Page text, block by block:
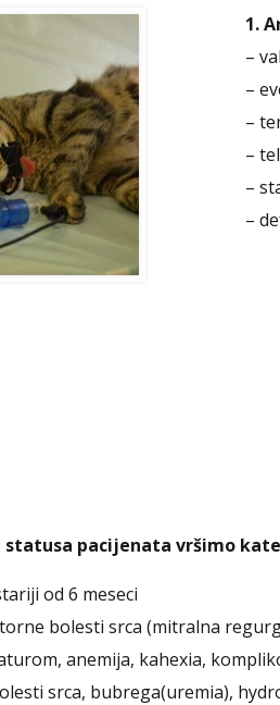
1.
–
–
–
–
–
–
pacijenata vršimo
od 6 meseci
bolesti srca (mitralna
anemija, kahexia,
srca, bubrega(uremia),